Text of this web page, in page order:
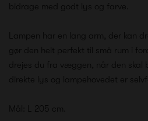
bidrage med godt lys og farve.
Lampen har en lang arm, der kan
gør den helt perfekt til små rum i
drejes du fra væggen, når den skal
direkte lys og lampehovedet er
Mål: L 205 cm.